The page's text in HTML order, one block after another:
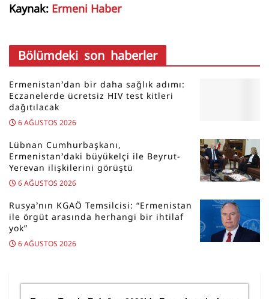
Kaynak: Ermeni Haber
Bölümdeki son haberler
Ermenistan’dan bir daha sağlık adımı:
Eczanelerde ücretsiz HIV test kitleri
dağıtılacak
6 AĞUSTOS 2026
Lübnan Cumhurbaşkanı,
Ermenistan’daki büyükelçi ile Beyrut-
Yerevan ilişkilerini görüştü
6 AĞUSTOS 2026
Rusya’nın KGAÖ Temsilcisi: “Ermenistan
ile örgüt arasında herhangi bir ihtilaf
yok”
6 AĞUSTOS 2026